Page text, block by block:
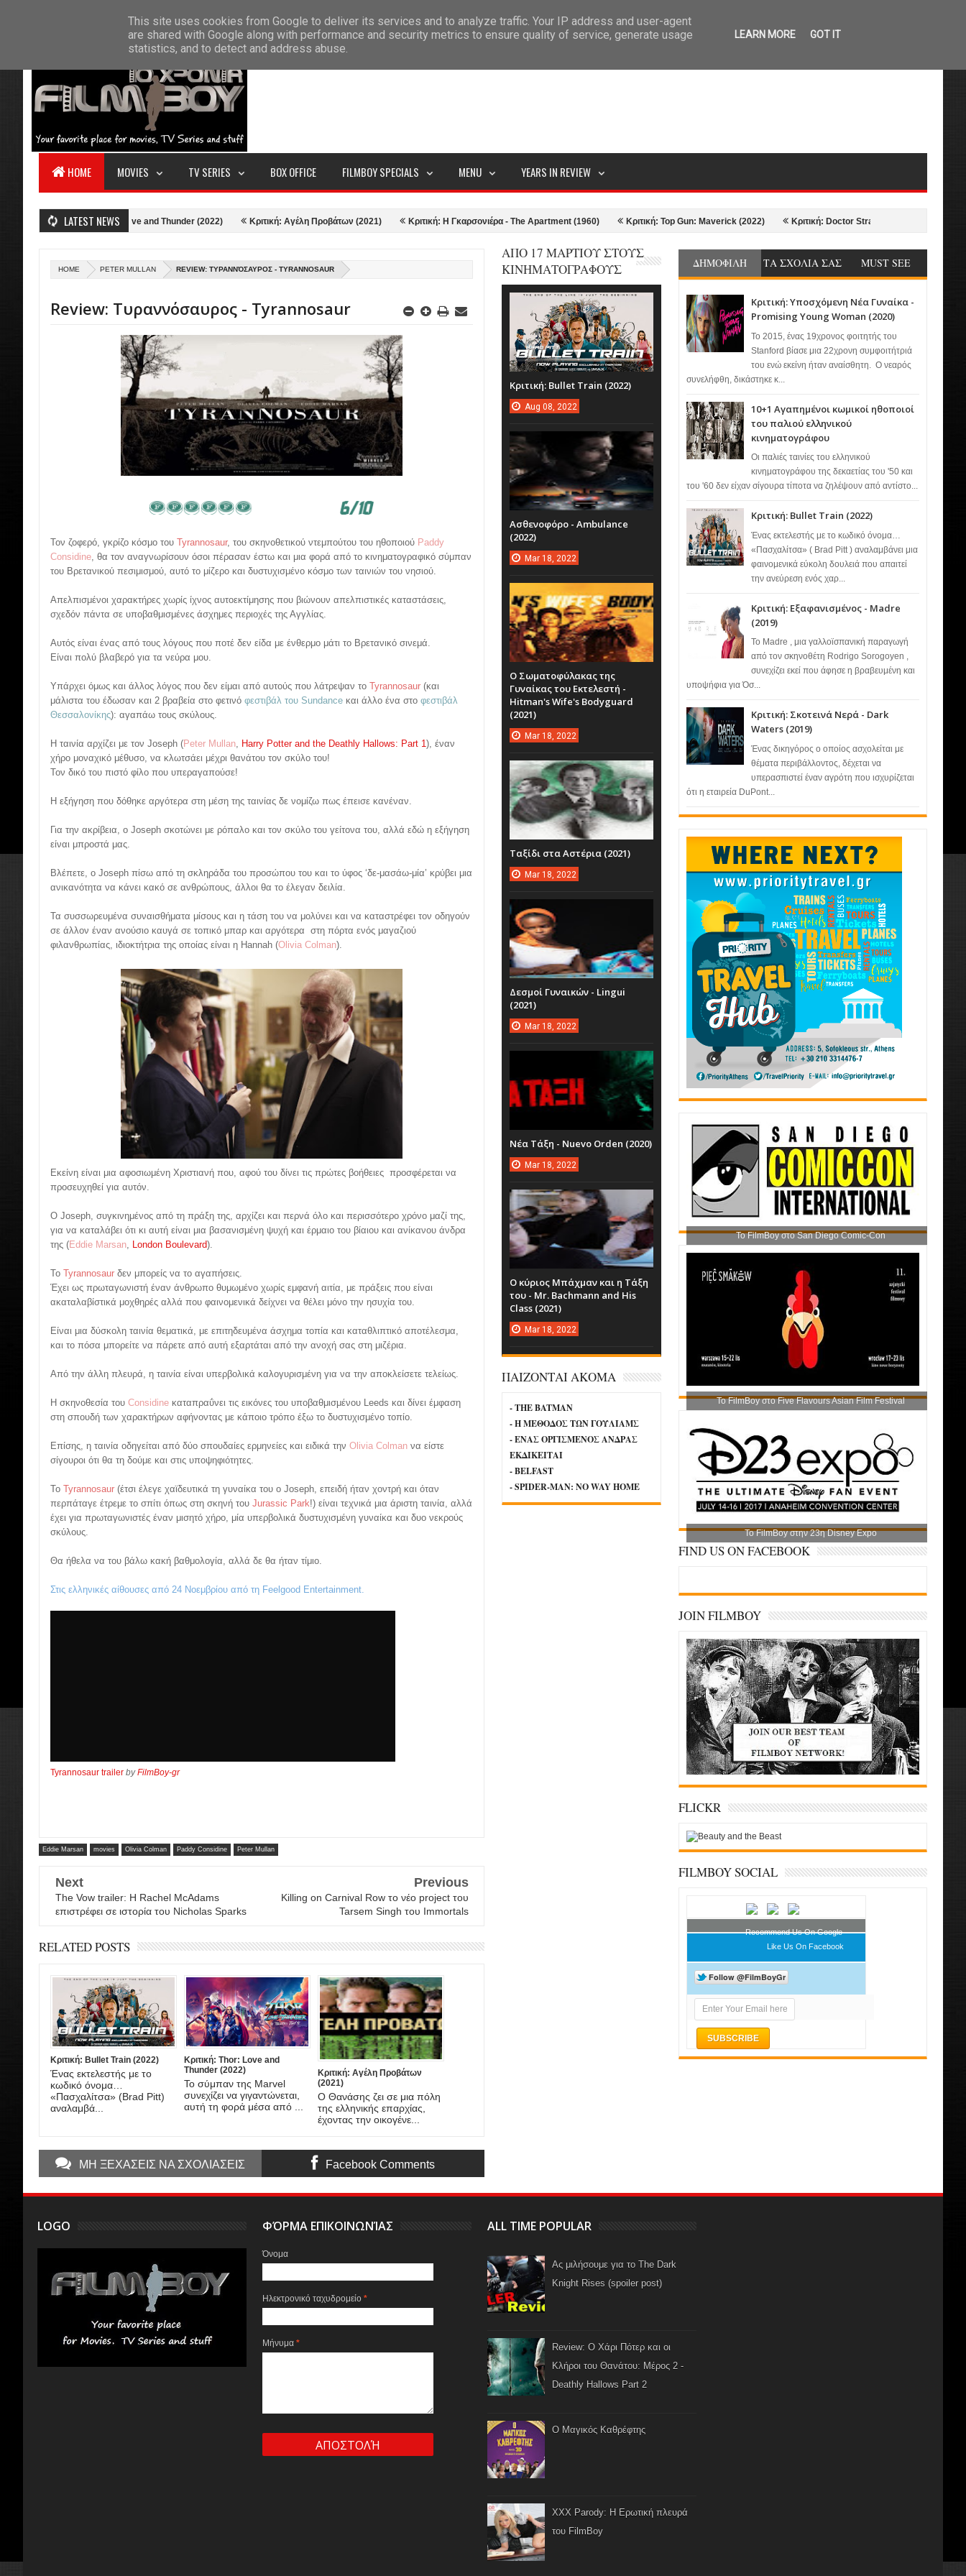
HOME ABOUT US CONTACT SITEMAP
HOME MOVIES TV SERIES BOX OFFICE FILMBOY SPECIALS MENU YEARS IN REVIEW
LATEST NEWS
Κριτική: Thor: Love and Thunder (2022) Κριτική: Αγέλη Προβάτων (2021) Κριτική: Η Γκαρσονιέρα - The Apartment (1960) Κριτική: Top Gun: Maverick (2022) Κριτική: Doctor Strange in the Multiverse of
HOME PETER MULLAN REVIEW: ΤΥΡΑΝΝΌΣΑΥΡΟΣ - TYRANNOSAUR
Review: Τυραννόσαυρος - Tyrannosaur
Τον ζοφερό, γκρίζο κόσμο του Tyrannosaur, του σκηνοθετικού ντεμπούτου του ηθοποιού Paddy
Considine, θα τον αναγνωρίσουν όσοι πέρασαν έστω και μια φορά από το κινηματογραφικό σύμπαν
του Βρετανικού πεσιμισμού, αυτό το μίζερο και δυστυχισμένο κόσμο των ταινιών του νησιού.
Απελπισμένοι χαρακτήρες χωρίς ίχνος αυτοεκτίμησης που βιώνουν απελπιστικές καταστάσεις,
σχεδόν πάντα σε υποβαθμισμένες άσχημες περιοχές της Αγγλίας.
Αυτός είναι ένας από τους λόγους που ποτέ δεν είδα με ένθερμο μάτι το Βρετανικό σινεμά.
Είναι πολύ βλαβερό για τα νεύρα μου.
Υπάρχει όμως και άλλος λόγος που δεν είμαι από αυτούς που λάτρεψαν το Tyrannosaur (και
μάλιστα του έδωσαν και 2 βραβεία στο φετινό φεστιβάλ του Sundance και άλλο ένα στο φεστιβάλ
Θεσσαλονίκης): αγαπάω τους σκύλους.
Η ταινία αρχίζει με τον Joseph (Peter Mullan, Harry Potter and the Deathly Hallows: Part 1), έναν
χήρο μοναχικό μέθυσο, να κλωτσάει μέχρι θανάτου τον σκύλο του!
Τον δικό του πιστό φίλο που υπεραγαπούσε!
Η εξήγηση που δόθηκε αργότερα στη μέση της ταινίας δε νομίζω πως έπεισε κανέναν.
Για την ακρίβεια, ο Joseph σκοτώνει με ρόπαλο και τον σκύλο του γείτονα του, αλλά εδώ η εξήγηση
είναι μπροστά μας.
Βλέπετε, ο Joseph πίσω από τη σκληράδα του προσώπου του και το ύφος ‘δε-μασάω-μία’ κρύβει μια
ανικανότητα να κάνει κακό σε ανθρώπους, άλλοι θα το έλεγαν δειλία.
Τα συσσωρευμένα συναισθήματα μίσους και η τάση του να μολύνει και να καταστρέφει τον οδηγούν
σε άλλον έναν ανούσιο καυγά σε τοπικό μπαρ και αργότερα στη πόρτα ενός μαγαζιού
φιλανθρωπίας, ιδιοκτήτρια της οποίας είναι η Hannah (Olivia Colman).
Εκείνη είναι μια αφοσιωμένη Χριστιανή που, αφού του δίνει τις πρώτες βοήθειες προσφέρεται να
προσευχηθεί για αυτόν.
Ο Joseph, συγκινημένος από τη πράξη της, αρχίζει και περνά όλο και περισσότερο χρόνο μαζί της,
για να καταλάβει ότι κι αυτή είναι μια βασανισμένη ψυχή και έρμαιο του βίαιου και ανίκανου άνδρα
της (Eddie Marsan, London Boulevard).
Το Tyrannosaur δεν μπορείς να το αγαπήσεις.
Έχει ως πρωταγωνιστή έναν άνθρωπο θυμωμένο χωρίς εμφανή αιτία, με πράξεις που είναι
ακαταλαβίστικά μοχθηρές αλλά που φαινομενικά δείχνει να θέλει μόνο την ησυχία του.
Είναι μια δύσκολη ταινία θεματικά, με επιτηδευμένα άσχημα τοπία και καταθλιπτικό αποτέλεσμα,
και το πόσα μπορείτε να πάρετε από αυτή εξαρτάται από την ανοχή σας στη μιζέρια.
Από την άλλη πλευρά, η ταινία είναι υπερβολικά καλογυρισμένη για να την αποκλείσετε τελείως.
Η σκηνοθεσία του Considine καταπραΰνει τις εικόνες του υποβαθμισμένου Leeds και δίνει έμφαση
στη σπουδή των χαρακτήρων αφήνοντας με κάποιο τρόπο έξω το δυστυχισμένο τοπίο.
Επίσης, η ταινία οδηγείται από δύο σπουδαίες ερμηνείες και ειδικά την Olivia Colman να είστε
σίγουροι ότι θα τη δούμε και στις υποψηφιότητες.
Το Tyrannosaur (έτσι έλεγε χαϊδευτικά τη γυναίκα του ο Joseph, επειδή ήταν χοντρή και όταν
περπάταγε έτρεμε το σπίτι όπως στη σκηνή του Jurassic Park!) είναι τεχνικά μια άριστη ταινία, αλλά
έχει για πρωταγωνιστές έναν μισητό χήρο, μία υπερβολικά δυστυχισμένη γυναίκα και δυο νεκρούς
σκύλους.
Θα ήθελα να του βάλω κακή βαθμολογία, αλλά δε θα ήταν τίμιο.
Στις ελληνικές αίθουσες από 24 Νοεμβρίου από τη Feelgood Entertainment.
Tyrannosaur trailer byFilmBoy-gr
Eddie Marsan movies Olivia Colman Paddy Considine Peter Mullan
Next
The Vow trailer: Η Rachel McAdams
επιστρέφει σε ιστορία του Nicholas Sparks
Previous
Killing on Carnival Row το νέο project του
Tarsem Singh του Immortals
RELATED POSTS
Κριτική: Bullet Train (2022)
Ένας εκτελεστής με το
κωδικό όνομα…
«Πασχαλίτσα» (Brad Pitt)
αναλαμβά...
Κριτική: Thor: Love and
Thunder (2022)
Το σύμπαν της Marvel
συνεχίζει να γιγαντώνεται,
αυτή τη φορά μέσα από ...
Κριτική: Αγέλη Προβάτων
(2021)
Ο Θανάσης ζει σε μια πόλη
της ελληνικής επαρχίας,
έχοντας την οικογένε...
ΜΗ ΞΕΧΑΣΕΙΣ ΝΑ ΣΧΟΛΙΑΣΕΙΣ Facebook Comments
ΔΗΜΟΦΙΛΗ ΤΑ ΣΧΟΛΙΑ ΣΑΣ MUST SEE
Κριτική: Υποσχόμενη Νέα Γυναίκα -
Promising Young Woman (2020)
Το 2015, ένας 19χρονος φοιτητής του
Stanford βίασε μια 22χρονη συμφοιτήτριά
του ενώ εκείνη ήταν αναίσθητη. Ο νεαρός
συνελήφθη, δικάστηκε κ...
10+1 Αγαπημένοι κωμικοί ηθοποιοί
του παλιού ελληνικού
κινηματογράφου
Οι παλιές ταινίες του ελληνικού
κινηματογράφου της δεκαετίας του '50 και
του '60 δεν είχαν σίγουρα τίποτα να ζηλέψουν από αντίστο...
Κριτική: Bullet Train (2022)
Ένας εκτελεστής με το κωδικό όνομα…
«Πασχαλίτσα» ( Brad Pitt ) αναλαμβάνει μια
φαινομενικά εύκολη δουλειά που απαιτεί
την ανεύρεση ενός χαρ...
Κριτική: Εξαφανισμένος - Madre
(2019)
Το Madre , μια γαλλοϊσπανική παραγωγή
από τον σκηνοθέτη Rodrigo Sorogoyen ,
συνεχίζει εκεί που άφησε η βραβευμένη και
υποψήφια για Όσ...
Κριτική: Σκοτεινά Νερά - Dark
Waters (2019)
Ένας δικηγόρος ο οποίος ασχολείται με
θέματα περιβάλλοντος, δέχεται να
υπερασπιστεί έναν αγρότη που ισχυρίζεται
ότι η εταιρεία DuPont...
Το FilmBoy στο San Diego Comic-Con
Το FilmBoy στο Five Flavours Asian Film Festival
Το FilmBoy στην 23η Disney Expo
FIND US ON FACEBOOK
JOIN FILMBOY
FLICKR
FILMBOY SOCIAL
Recommend Us On Google
Like Us On Facebook
ΑΠΟ 17 ΜΑΡΤΙΟΥ ΣΤΟΥΣ
ΚΙΝΗΜΑΤΟΓΡΑΦΟΥΣ
Κριτική: Bullet Train (2022)
Aug 08, 2022
Ασθενοφόρο - Ambulance
(2022)
Mar 18, 2022
Ο Σωματοφύλακας της
Γυναίκας του Εκτελεστή -
Hitman's Wife's Bodyguard
(2021)
Mar 18, 2022
Ταξίδι στα Αστέρια (2021)
Mar 18, 2022
Δεσμοί Γυναικών - Lingui
(2021)
Mar 18, 2022
Νέα Τάξη - Nuevo Orden (2020)
Mar 18, 2022
Ο κύριος Μπάχμαν και η Τάξη
του - Mr. Bachmann and His
Class (2021)
Mar 18, 2022
ΠΑΙΖΟΝΤΑΙ ΑΚΟΜΑ
- THE BATMAN
- Η ΜΕΘΟΔΟΣ ΤΩΝ ΓΟΥΛΙΑΜΣ
- ΕΝΑΣ ΟΡΓΙΣΜΕΝΟΣ ΑΝΔΡΑΣ
ΕΚΔΙΚΕΙΤΑΙ
- BELFAST
- SPIDER-MAN: NO WAY HOME
LOGO ΦΌΡΜΑ ΕΠΙΚΟΙΝΩΝΊΑΣ
Όνομα
Ηλεκτρονικό ταχυδρομείο*
Μήνυμα*
ALL TIME POPULAR
Ας μιλήσουμε για το The Dark
Knight Rises (spoiler post)
Review: Ο Χάρι Πότερ και οι
Κλήροι του Θανάτου: Μέρος 2 -
Deathly Hallows Part 2
Ο Μαγικός Καθρέφτης
XXX Parody: Η Ερωτική πλευρά
του FilmBoy
This site uses cookies from Google to deliver its services and to analyze traffic. Your IP address and user-agent
are shared with Google along with performance and security metrics to ensure quality of service, generate usage
statistics, and to detect and address abuse.
LEARN MORE GOT IT